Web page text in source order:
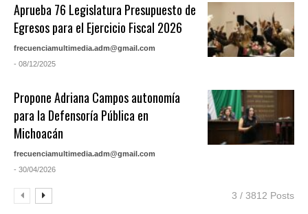
Aprueba 76 Legislatura Presupuesto de
Egresos para el Ejercicio Fiscal 2026
frecuenciamultimedia.adm@gmail.com
- 08/12/2025
Propone Adriana Campos autonomía
para la Defensoría Pública en
Michoacán
frecuenciamultimedia.adm@gmail.com
- 30/04/2026
3 / 3812 Posts